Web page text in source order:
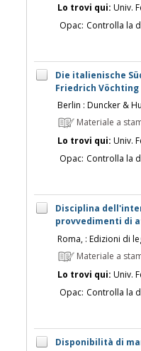
Lo trovi qui: Univ.
Opac: Controlla la
Die italienische
Friedrich Vöchting
Berlin : Duncker &
Materiale a
Lo trovi qui: Univ.
Opac: Controlla la
Disciplina
provvedimenti di
Roma, : Edizioni di
Materiale a
Lo trovi qui: Univ.
Opac: Controlla la
Disponibilità di